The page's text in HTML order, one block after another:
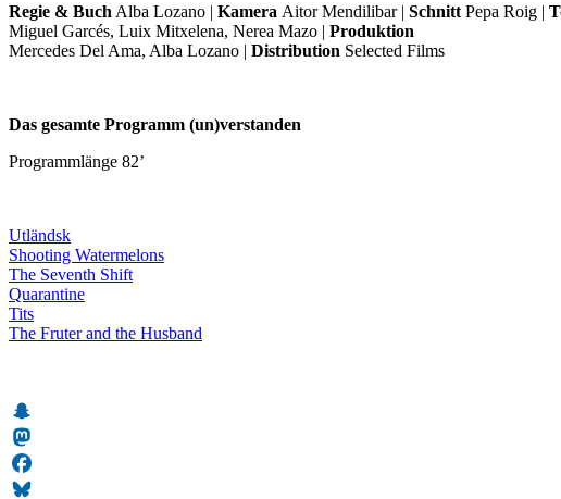
Regie & Buch Alba Lozano | Kamera Aitor Mendilibar | Schnitt Pepa Roig |
Miguel Garcés, Luix Mitxelena, Nerea Mazo | Produktion
Mercedes Del Ama, Alba Lozano | Distribution Selected Films
Das gesamte Programm (un)verstanden
Programmlänge 82’
Utländsk
Shooting Watermelons
The Seventh Shift
Quarantine
Tits
The Fruter and the Husband
Snapchat
Mastodon
Facebook